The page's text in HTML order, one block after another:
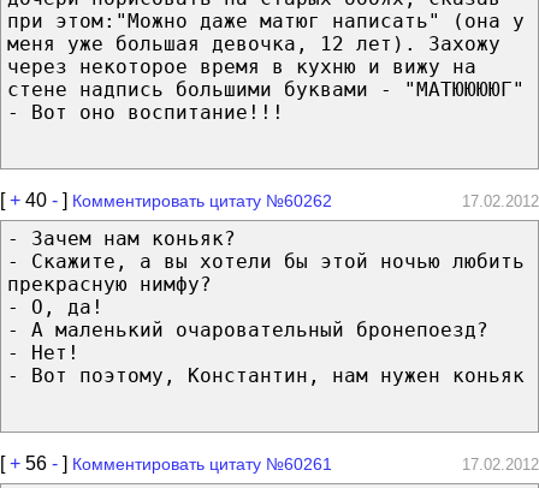
при этом:"Можно даже матюг написать" (она у
меня уже большая девочка, 12 лет). Захожу
через некоторое время в кухню и вижу на
стене надпись большими буквами - "МАТЮЮЮЮГ"
- Вот оно воспитание!!!
[+ 40 - ] Комментировать цитату №60262 17.02.2012
- Зачем нам коньяк?
- Скажите, а вы хотели бы этой ночью любить
прекрасную нимфу?
- О, да!
- А маленький очаровательный бронепоезд?
- Нет!
- Вот поэтому, Константин, нам нужен коньяк
[+ 56 - ] Комментировать цитату №60261 17.02.2012